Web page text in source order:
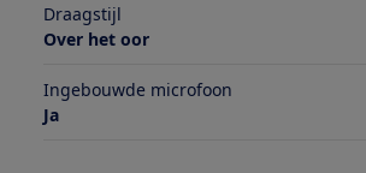
Draagstijl
Over het oor
Ingebouwde microfoon
Ja